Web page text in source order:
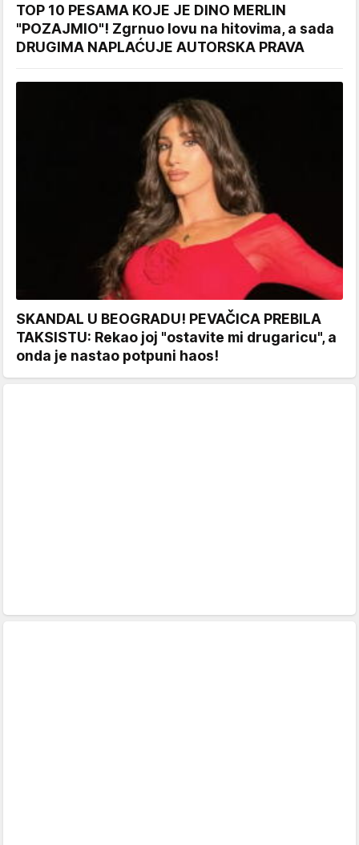
TOP 10 PESAMA KOJE JE DINO MERLIN
"POZAJMIO"! Zgrnuo lovu na hitovima, a sada
DRUGIMA NAPLAĆUJE AUTORSKA PRAVA
SKANDAL U BEOGRADU! PEVAČICA PREBILA
TAKSISTU: Rekao joj "ostavite mi drugaricu", a
onda je nastao potpuni haos!